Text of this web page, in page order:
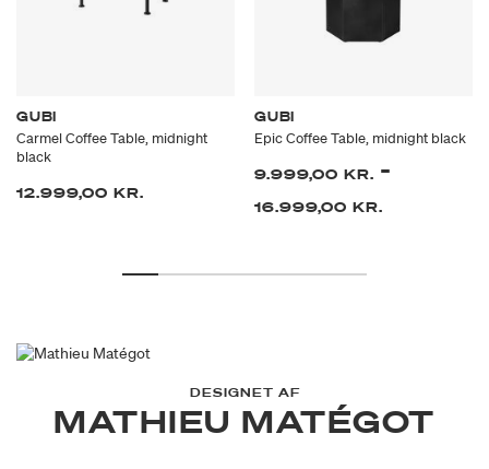
GUBI
Carmel Coffee Table, midnight
black
12.999,00 KR.
GUBI
Epic Coffee Table, midnight black
9.999,00 KR. -
16.999,00 KR.
DESIGNET AF
MATHIEU MATÉGOT